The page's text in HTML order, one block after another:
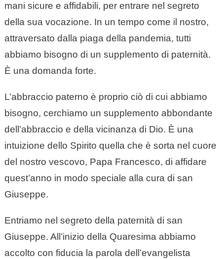
mani sicure e affidabili, per entrare nel segreto
della sua vocazione. In un tempo come il nostro,
attraversato dalla piaga della pandemia, tutti
abbiamo bisogno di un supplemento di paternità.
È una domanda forte.
L’abbraccio paterno è proprio ciò di cui abbiamo
bisogno, cerchiamo un supplemento abbondante
dell’abbraccio e della vicinanza di Dio. È una
intuizione dello Spirito quella che è sorta nel cuore
del nostro vescovo, Papa Francesco, di affidare
quest’anno in modo speciale alla cura di san
Giuseppe.
Entriamo nel segreto della paternità di san
Giuseppe. All’inizio della Quaresima abbiamo
accolto con fiducia la parola dell’evangelista